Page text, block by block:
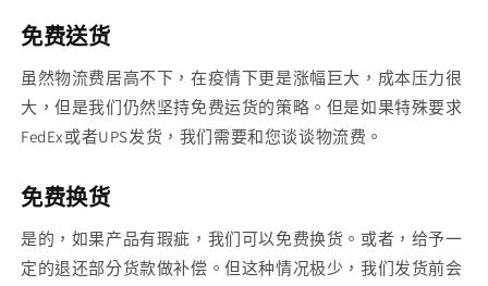
免费送货
虽然物流费居高不下，在疫情下更是涨幅巨大，成本压力很
大，但是我们仍然坚持免费运货的策略。但是如果特殊要求
FedEx或者UPS发货，我们需要和您谈谈物流费。
免费换货
是的，如果产品有瑕疵，我们可以免费换货。或者，给予一
定的退还部分货款做补偿。但这种情况极少，我们发货前会